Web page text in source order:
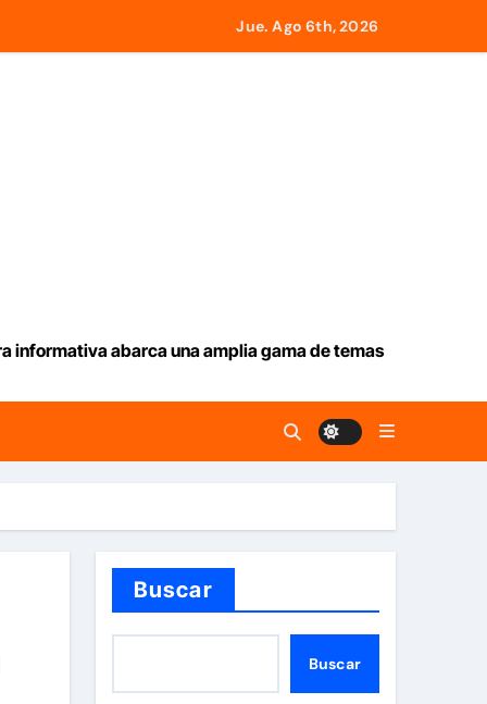
del 24J
ruta en Ormuz
consecutivas
Jue. Ago 6th, 2026
informativa abarca una amplia gama de temas
Buscar
Buscar